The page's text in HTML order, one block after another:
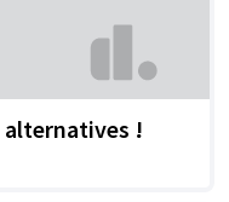
alternatives !